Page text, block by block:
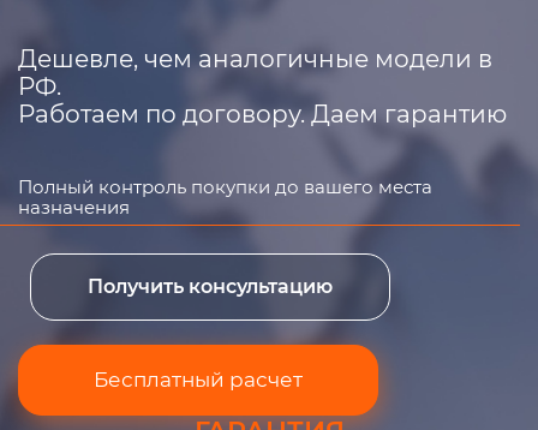
Дешевле, чем аналогичные модели в
РФ.
Работаем по договору. Даем гарантию
Полный контроль покупки до вашего места
назначения
Получить консультацию
Бесплатный расчет